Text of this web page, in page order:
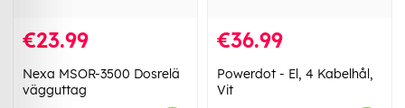
€23.99
Nexa MSOR-3500 Dosrelä
vägguttag
€36.99
Powerdot - El, 4 Kabelhål,
Vit